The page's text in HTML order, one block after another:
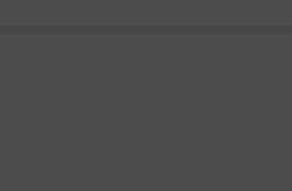
さんの前で初めて意地を見せた